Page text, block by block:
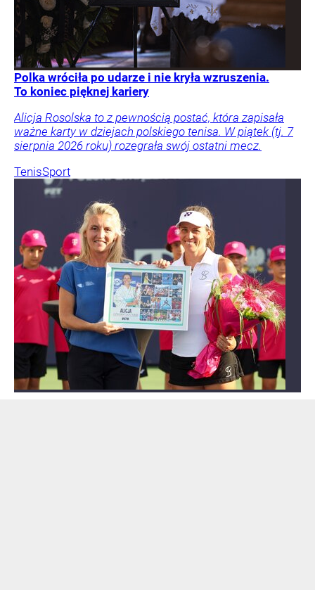
Polka wróciła po udarze i nie kryła wzruszenia.
To koniec pięknej kariery
Alicja Rosolska to z pewnością postać, która zapisała
ważne karty w dziejach polskiego tenisa. W piątek (tj. 7
sierpnia 2026 roku) rozegrała swój ostatni mecz.
TenisSport